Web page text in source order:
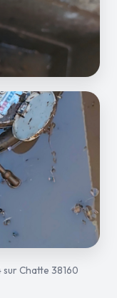
Chatte 38160